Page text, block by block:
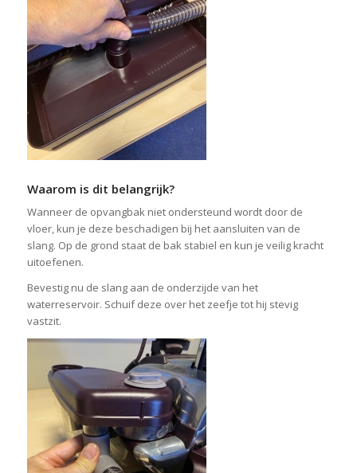
Waarom is dit belangrijk?
Wanneer de opvangbak niet ondersteund wordt door de
vloer, kun je deze beschadigen bij het aansluiten van de
slang. Op de grond staat de bak stabiel en kun je veilig kracht
uitoefenen.
Bevestig nu de slang aan de onderzijde van het
waterreservoir. Schuif deze over het zeefje tot hij stevig
vastzit.